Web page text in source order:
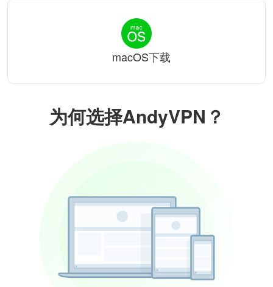
为何选择AndyVPN？
macOS下载